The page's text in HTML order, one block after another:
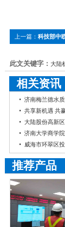
上一篇： 科技部中
此文关键字： 大陆
相关资讯
济南梅兰德水
推荐产品